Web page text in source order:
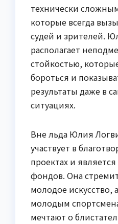
технически
которые всегда
судей и зрителей.
располагает
стойкостью,
бороться и
результаты даже в
ситуациях.
Вне льда Юлия
участвует в
проектах и
фондов. Она
молодое искусство,
молодым
мечтают о